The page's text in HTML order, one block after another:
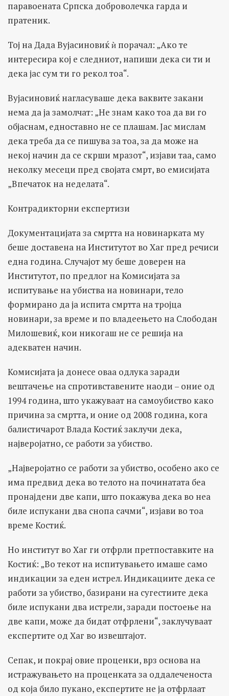
паравоената Српска доброволечка гарда и
пратеник.
Тој на Дада Вујасиновиќ ѝ порачал: „Ако те
интересира кој е следниот, напиши дека си ти и
дека јас сум ти го рекол тоа“.
Вујасиновиќ нагласуваше дека ваквите закани
нема да ја замолчат: „Не знам како тоа да ви го
објаснам, едноставно не се плашам. Јас мислам
дека треба да се пишува за тоа, за да може на
некој начин да се скрши мразот“, изјави таа, само
неколку месеци пред својата смрт, во емисијата
„Впечаток на неделата“.
Контрадикторни експертизи
Документацијата за смртта на новинарката му
беше доставена на Институтот во Хаг пред речиси
една година. Случајот му беше доверен на
Институтот, по предлог на Комисијата за
испитување на убиства на новинари, тело
формирано да ја испита смртта на тројца
новинари, за време и по владеењето на Слободан
Милошевиќ, кои никогаш не се решија на
адекватен начин.
Комисијата ја донесе оваа одлука заради
вештачење на спротивставените наоди – оние од
1994 година, што укажуваат на самоубиство како
причина за смртта, и оние од 2008 година, кога
балистичарот Влада Костиќ заклучи дека,
најверојатно, се работи за убиство.
„Најверојатно се работи за убиство, особено ако се
има предвид дека во телото на починатата беа
пронајдени две капи, што покажува дека во неа
биле испукани два снопа сачми“, изјави во тоа
време Костиќ.
Но институт во Хаг ги отфрли претпоставките на
Костиќ: „Во текот на испитувањето имаше само
индикации за еден истрел. Индикациите дека се
работи за убиство, базирани на сугестиите дека
биле испукани два истрели, заради постоење на
две капи, може да бидат отфрлени“, заклучуваат
експертите од Хаг во извештајот.
Сепак, и покрај овие проценки, врз основа на
истражувањето на проценката за оддалеченоста
од која било пукано, експертите не ја отфрлаат